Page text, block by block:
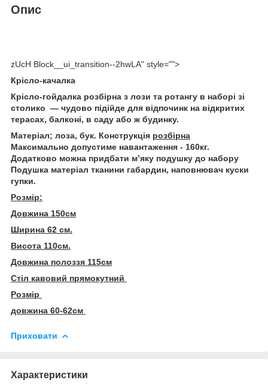
Опис
zUcH Block__ui_transition--2hwLA" style="">
Крісло-качалка
Крісло-гойдалка розбірна з лози та ротангу в наборі зі
столико — чудово підійде для відпочинк на відкритих
терасах, балконі, в саду або ж будинку.
Матеріал; лоза, бук. Конструкція розбірна
Максимально допустиме навантаження - 160кг.
Додатково можна придбати мʼяку подушку до набору
Подушка матеріал тканини габардин, наповнювач куски
гупки.
Розмір:
Довжина 150см
Ширина 62 см.
Висота 110см.
Довжина полоззя 115см
Стіл кавовий прямокутний
Розмір
довжина 60-62см
Приховати
Характеристики